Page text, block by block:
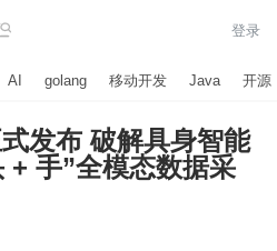
登录
AI golang 移动开发 Java 开源
发布 破解具身智能
+ 手”全模态数据采